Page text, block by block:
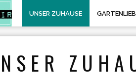
UNSER ZUHAUSE